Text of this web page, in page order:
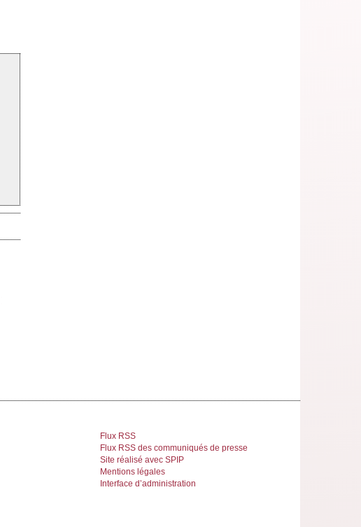
Flux RSS
Flux RSS des communiqués de presse
Site réalisé avec SPIP
Mentions légales
Interface d’administration